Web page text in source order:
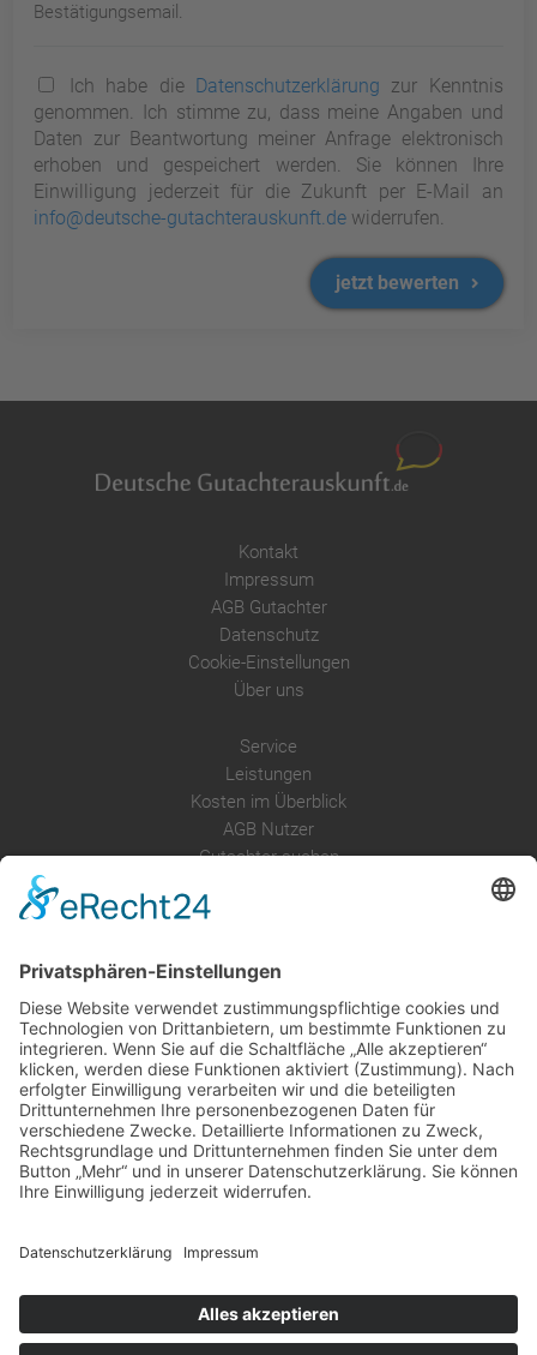
Bestätigungsemail.
Ich habe die Datenschutzerklärung zur Kenntnis
genommen. Ich stimme zu, dass meine Angaben und
Daten zur Beantwortung meiner Anfrage elektronisch
erhoben und gespeichert werden. Sie können Ihre
Einwilligung jederzeit für die Zukunft per E-Mail an
info@deutsche-gutachterauskunft.de widerrufen.
jetzt bewerten
Kontakt
Impressum
AGB Gutachter
Datenschutz
Cookie-Einstellungen
Über uns
Service
Leistungen
Kosten im Überblick
AGB Nutzer
Gutachter suchen
Anfrage
Presse
Partner: Der DGuSV
als Gutachter eintragen
Infos für Suchende